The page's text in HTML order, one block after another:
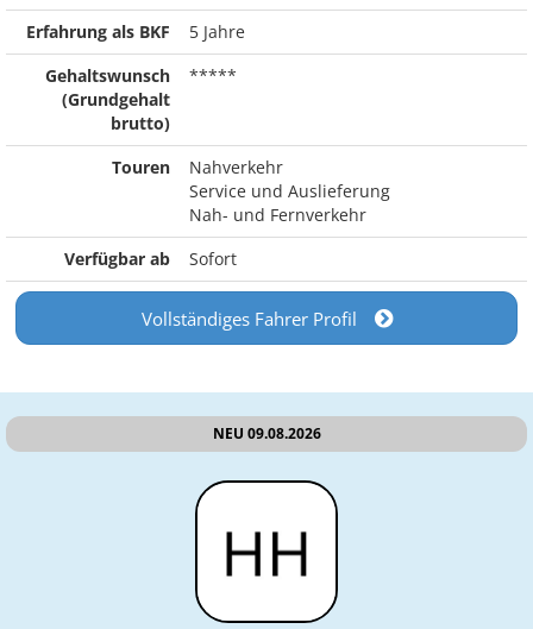
Erfahrung als BKF
5 Jahre
Gehaltswunsch
(Grundgehalt
brutto)
*****
Touren
Nahverkehr
Service und Auslieferung
Nah- und Fernverkehr
Verfügbar ab
Sofort
Vollständiges Fahrer Profil
NEU 09.08.2026